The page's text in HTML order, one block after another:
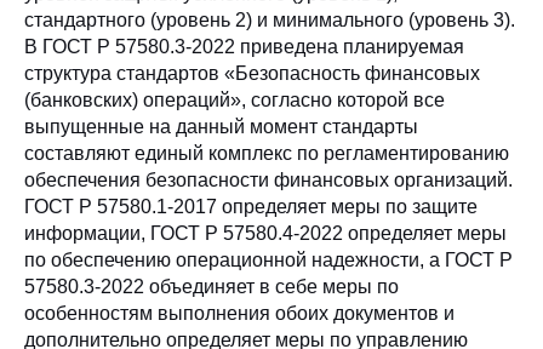
стандартного (уровень 2) и минимального (уровень 3).
В ГОСТ Р 57580.3-2022 приведена планируемая
структура стандартов «Безопасность финансовых
(банковских) операций», согласно которой все
выпущенные на данный момент стандарты
составляют единый комплекс по регламентированию
обеспечения безопасности финансовых организаций.
ГОСТ Р 57580.1-2017 определяет меры по защите
информации, ГОСТ Р 57580.4-2022 определяет меры
по обеспечению операционной надежности, а ГОСТ Р
57580.3-2022 объединяет в себе меры по
особенностям выполнения обоих документов и
дополнительно определяет меры по управлению